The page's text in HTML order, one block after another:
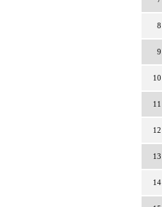
8
9
10
11
12
13
14